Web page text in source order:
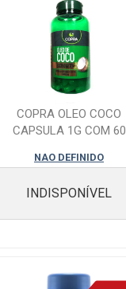
COPRA OLEO COCO
CAPSULA 1G COM 60
NAO DEFINIDO
INDISPONÍVEL